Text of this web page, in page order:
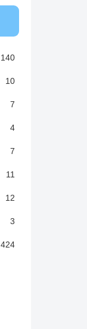
140
10
7
4
7
11
12
3
424